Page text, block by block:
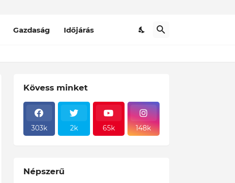
Gazdaság Időjárás
Kövess minket
303k 2k 65k 148k
Népszerű